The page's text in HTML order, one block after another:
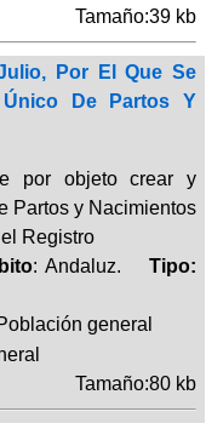
Tamaño:39 kb
Por El Que Se
De Partos Y
por objeto crear y
Partos y Nacimientos
Registro
: Andaluz.Tipo:
general
Tamaño:80 kb